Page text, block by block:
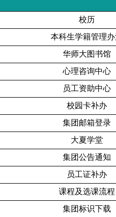
校历
本科生学籍管理
华师大图书馆
心理咨询中心
员工资助中心
校园卡补办
集团邮箱登录
大夏学堂
集团公告通知
员工证补办
课程及选课流程
集团标识下载